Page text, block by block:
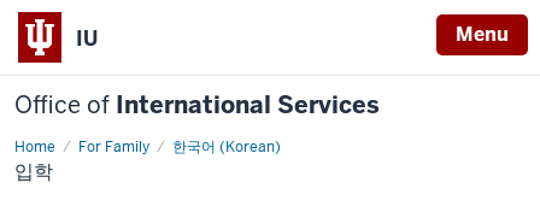
IU Menu
Office of International Services
Home For Family
한국어 (Korean)
입
학
입학